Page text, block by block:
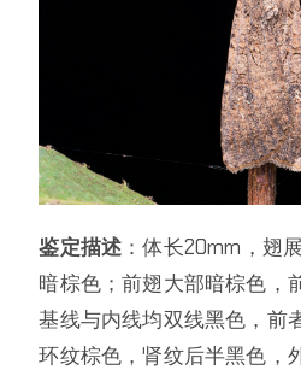
鉴定描述 ：体长20mm，翅
暗棕色；前翅大部暗棕色，
基线与内线均双线黑色，前
环纹棕色，肾纹后半黑色，